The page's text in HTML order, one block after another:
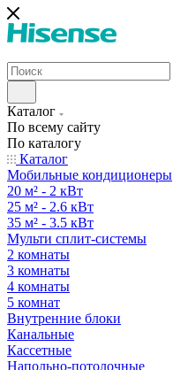
Каталог
По всему сайту
По каталогу
Каталог
Мобильные кондиционеры
20 м² - 2 кВт
25 м² - 2.6 кВт
35 м² - 3.5 кВт
Мульти сплит-системы
2 комнаты
3 комнаты
4 комнаты
5 комнат
Внутренние блоки
Канальные
Кассетные
Напольно-потолочные